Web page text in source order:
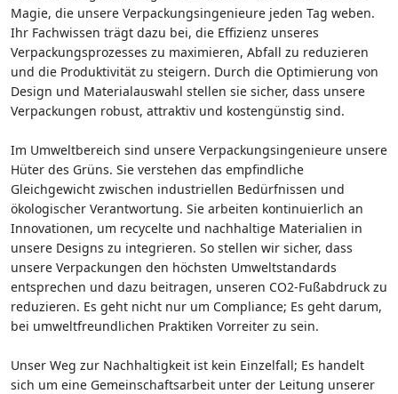
Magie, die unsere Verpackungsingenieure jeden Tag weben.
Ihr Fachwissen trägt dazu bei, die Effizienz unseres
Verpackungsprozesses zu maximieren, Abfall zu reduzieren
und die Produktivität zu steigern. Durch die Optimierung von
Design und Materialauswahl stellen sie sicher, dass unsere
Verpackungen robust, attraktiv und kostengünstig sind.
Im Umweltbereich sind unsere Verpackungsingenieure unsere
Hüter des Grüns. Sie verstehen das empfindliche
Gleichgewicht zwischen industriellen Bedürfnissen und
ökologischer Verantwortung. Sie arbeiten kontinuierlich an
Innovationen, um recycelte und nachhaltige Materialien in
unsere Designs zu integrieren. So stellen wir sicher, dass
unsere Verpackungen den höchsten Umweltstandards
entsprechen und dazu beitragen, unseren CO2-Fußabdruck zu
reduzieren. Es geht nicht nur um Compliance; Es geht darum,
bei umweltfreundlichen Praktiken Vorreiter zu sein.
Unser Weg zur Nachhaltigkeit ist kein Einzelfall; Es handelt
sich um eine Gemeinschaftsarbeit unter der Leitung unserer